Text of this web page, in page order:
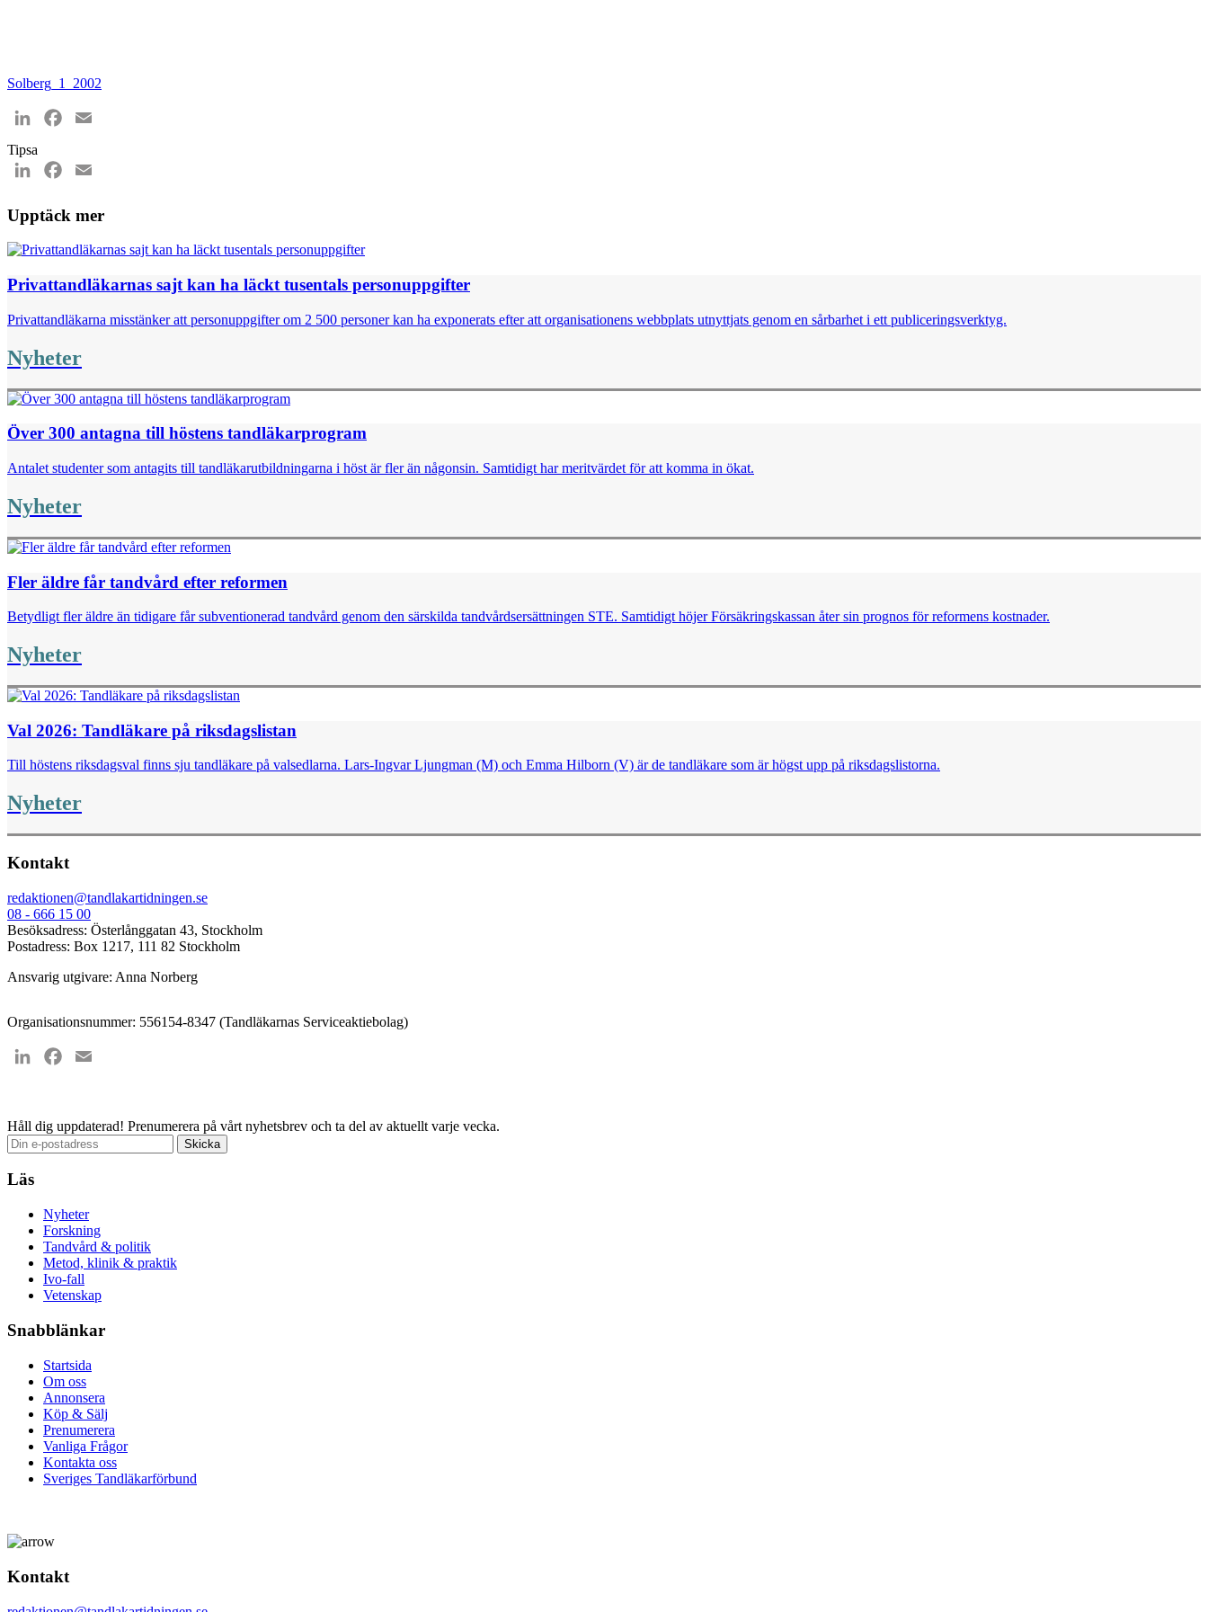
Solberg_1_2002
LinkedInFacebook
Tipsa
LinkedInFacebook
Upptäck mer
Privattandläkarnas sajt kan ha läckt tusentals personuppgifter
Privattandläkarna misstänker att personuppgifter om 2 500 personer kan ha exponerats efter att organisationens webbplats utnyttjats genom en sårbarhet i ett publiceringsverktyg.
Nyheter
Över 300 antagna till höstens tandläkarprogram
Antalet studenter som antagits till tandläkarutbildningarna i höst är fler än någonsin. Samtidigt har meritvärdet för att komma in ökat.
Nyheter
Fler äldre får tandvård efter reformen
Betydligt fler äldre än tidigare får subventionerad tandvård genom den särskilda tandvårdsersättningen STE. Samtidigt höjer Försäkringskassan åter sin prognos för reformens kostnader.
Nyheter
Val 2026: Tandläkare på riksdagslistan
Till höstens riksdagsval finns sju tandläkare på valsedlarna. Lars-Ingvar Ljungman (M) och Emma Hilborn (V) är de tandläkare som är högst upp på riksdagslistorna.
Nyheter
Kontakt
redaktionen@tandlakartidningen.se
08 - 666 15 00
Besöksadress: Österlånggatan 43, Stockholm
Postadress: Box 1217, 111 82 Stockholm
Ansvarig utgivare: Anna Norberg
Organisationsnummer: 556154-8347 (Tandläkarnas Serviceaktiebolag)
LinkedInFacebook
Håll dig uppdaterad! Prenumerera på vårt nyhetsbrev och ta del av aktuellt varje vecka.
Läs
Nyheter
Forskning
Tandvård & politik
Metod, klinik & praktik
Ivo-fall
Vetenskap
Snabblänkar
Startsida
Om oss
Annonsera
Köp & Sälj
Prenumerera
Vanliga Frågor
Kontakta oss
Sveriges Tandläkarförbund
Kontakt